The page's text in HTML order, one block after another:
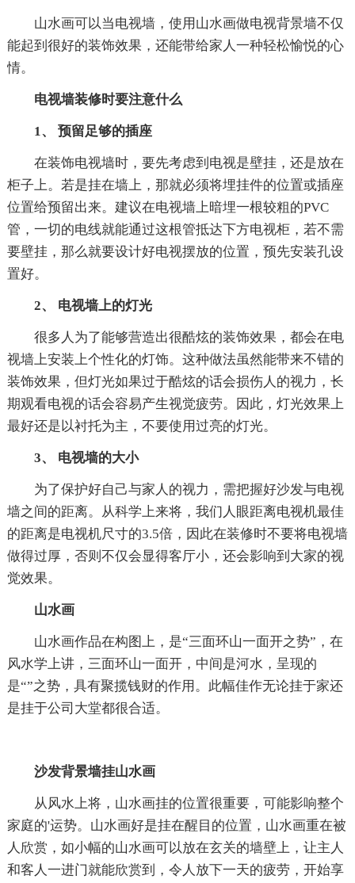
山水画可以当电视墙，使用山水画做电视背景墙不仅
能起到很好的装饰效果，还能带给家人一种轻松愉悦的心
情。
电视墙装修时要注意什么
1、 预留足够的插座
在装饰电视墙时，要先考虑到电视是壁挂，还是放在
柜子上。若是挂在墙上，那就必须将埋挂件的位置或插座
位置给预留出来。建议在电视墙上暗埋一根较粗的PVC
管，一切的电线就能通过这根管抵达下方电视柜，若不需
要壁挂，那么就要设计好电视摆放的位置，预先安装孔设
置好。
2、 电视墙上的灯光
很多人为了能够营造出很酷炫的装饰效果，都会在电
视墙上安装上个性化的灯饰。这种做法虽然能带来不错的
装饰效果，但灯光如果过于酷炫的话会损伤人的视力，长
期观看电视的话会容易产生视觉疲劳。因此，灯光效果上
最好还是以衬托为主，不要使用过亮的灯光。
3、 电视墙的大小
为了保护好自己与家人的视力，需把握好沙发与电视
墙之间的距离。从科学上来将，我们人眼距离电视机最佳
的距离是电视机尺寸的3.5倍，因此在装修时不要将电视墙
做得过厚，否则不仅会显得客厅小，还会影响到大家的视
觉效果。
山水画
山水画作品在构图上，是“三面环山一面开之势”，在
风水学上讲，三面环山一面开，中间是河水，呈现的
是“”之势，具有聚揽钱财的作用。此幅佳作无论挂于家还
是挂于公司大堂都很合适。
沙发背景墙挂山水画
从风水上将，山水画挂的位置很重要，可能影响整个
家庭的'运势。山水画好是挂在醒目的位置，山水画重在被
人欣赏，如小幅的山水画可以放在玄关的墙壁上，让主人
和客人一进门就能欣赏到，令人放下一天的疲劳，开始享